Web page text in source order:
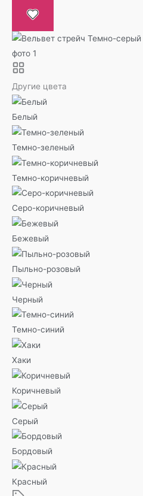
Другие цвета
Белый
Темно-зеленый
Темно-коричневый
Серо-коричневый
Бежевый
Пыльно-розовый
Черный
Темно-синий
Хаки
Коричневый
Серый
Бордовый
Красный